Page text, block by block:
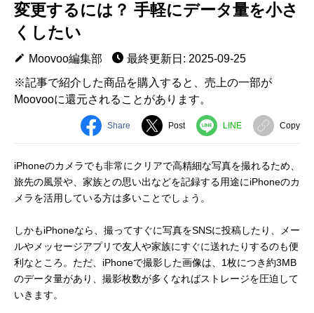
変更するには？ 手軽にデータ量を小さ
くしたい
Moovoo編集部
最終更新日: 2025-09-25
※記事で紹介した商品を購入すると、売上の一部が
Moovooに還元されることがあります。
Share Post LINE Copy
iPhoneのカメラでも非常にクリアで高精細な写真を撮れるため、
旅先の風景や、家族との思い出などを記録する用途にiPhoneのカ
メラを活用している方は多いことでしょう。
しかもiPhoneなら、撮ってすぐに写真をSNSに投稿したり、メー
ルやメッセージアプリで友人や家族にすぐに送れたりするのも便
利なところ。ただ、iPhoneで撮影した画像は、1枚につき約3MB
のデータ量があり、撮影枚数が多くなればストレージを圧迫して
いきます。